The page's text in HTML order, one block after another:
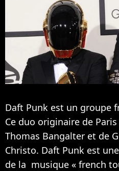
Daft Punk est un groupe
Ce duo originaire de
Thomas Bangalter et de
Christo. Daft Punk est
de la musique « french